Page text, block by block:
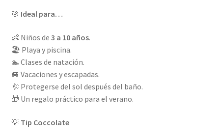
🎯 Ideal para…
👶 Niños de 3 a 10 años.
🏖️ Playa y piscina.
🏊 Clases de natación.
🚐 Vacaciones y escapadas.
🌞 Protegerse del sol después del baño.
🎁 Un regalo práctico para el verano.
💡 Tip Coccolate